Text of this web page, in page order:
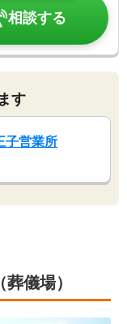
相談する
す
子営業所
儀場）